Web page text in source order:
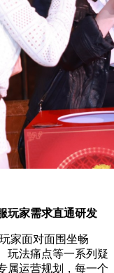
玩家需求直通研发
家面对面围坐畅
玩法痛点等一系列疑
属运营规划，每一个